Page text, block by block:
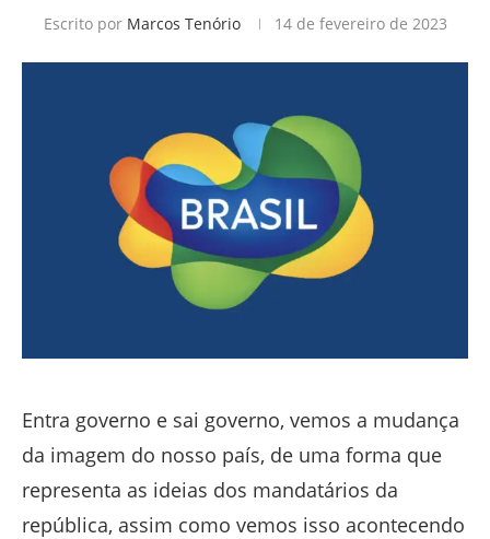
Escrito por Marcos Tenório 14 de fevereiro de 2023
Entra governo e sai governo, vemos a mudança
da imagem do nosso país, de uma forma que
representa as ideias dos mandatários da
república, assim como vemos isso acontecendo